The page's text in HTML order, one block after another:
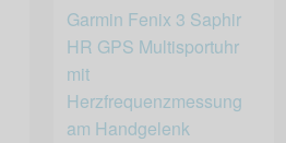
Garmin Fenix 3 Saphir
HR GPS Multisportuhr
mit
Herzfrequenzmessung
am Handgelenk